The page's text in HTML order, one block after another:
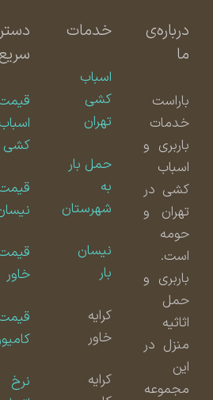
درباره‌ی
باراست
خدمات
باربری و
اسباب
کشی در
تهران و
حومه
است.
باربری و
حمل
اثاثیه
منزل در
مجموعه
خدمات
اسباب
کشی
تهران
حمل بار
شهرستان
نیسان
دسترسی
سریع
قیمت
اسباب
کشی
قیمت
نیسان
قیمت
قیمت
کامیون